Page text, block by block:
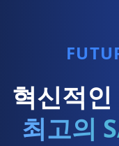
혁신적
최고의